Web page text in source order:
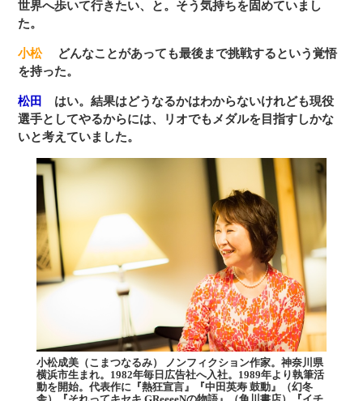
世界へ歩いて行きたい、と。そう気持ちを固めていまし
た。
小松どんなことがあっても最後まで挑戦するという覚悟
を持った。
松田
はい。結果はどうなるかはわからないけれども現役
選手としてやるからには、リオでもメダルを目指すしかな
いと考えていました。
小松成美（こまつなるみ） ノンフィクション作家。神奈川県
横浜市生まれ。1982年毎日広告社へ入社。1989年より執筆活
動を開始。代表作に『熱狂宣言』『中田英寿 鼓動』（幻冬